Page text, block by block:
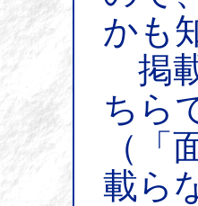
かも
掲
ちら
（
載ら